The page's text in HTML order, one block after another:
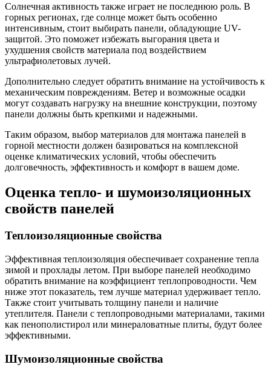
Солнечная активность также играет не последнюю роль. В
горных регионах, где солнце может быть особенно
интенсивным, стоит выбирать панели, обладующие UV-
защитой. Это поможет избежать выгорания цвета и
ухудшения свойств материала под воздействием
ультрафиолетовых лучей.
Дополнительно следует обратить внимание на устойчивость к
механическим повреждениям. Ветер и возможные осадки
могут создавать нагрузку на внешние конструкции, поэтому
панели должны быть крепкими и надежными.
Таким образом, выбор материалов для монтажа панелей в
горной местности должен базироваться на комплексной
оценке климатических условий, чтобы обеспечить
долговечность, эффективность и комфорт в вашем доме.
Оценка тепло- и шумоизоляционных
свойств панелей
Теплоизоляционные свойства
Эффективная теплоизоляция обеспечивает сохранение тепла
зимой и прохлады летом. При выборе панелей необходимо
обратить внимание на коэффициент теплопроводности. Чем
ниже этот показатель, тем лучше материал удерживает тепло.
Также стоит учитывать толщину панели и наличие
утеплителя. Панели с теплопроводными материалами, такими
как пенополистирол или минераловатные плиты, будут более
эффективными.
Шумоизоляционные свойства